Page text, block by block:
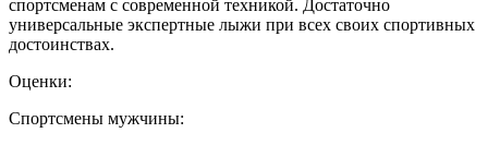
спортсменам с современной техникой. Достаточно
универсальные экспертные лыжи при всех своих спортивных
достоинствах.
Оценки:
Спортсмены мужчины: